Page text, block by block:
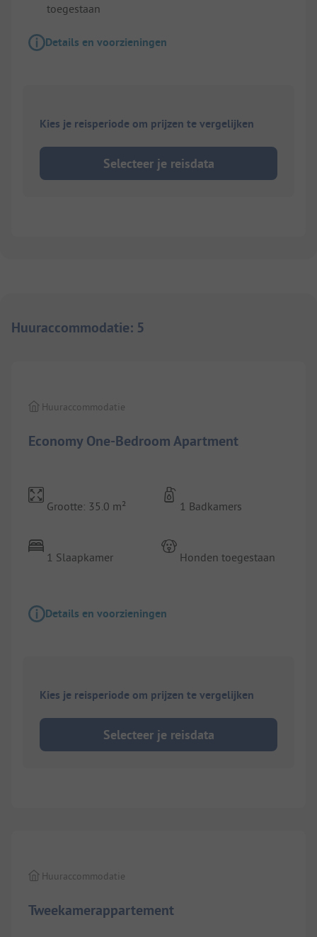
toegestaan
Details en voorzieningen
Kies je reisperiode om prijzen te vergelijken
Selecteer je reisdata
Huuraccommodatie: 5
Economy One-Bedroom Apartment
Huuraccommodatie
Grootte: 35.0 m²
1 Slaapkamer
1 Badkamers
Honden toegestaan
Details en voorzieningen
Kies je reisperiode om prijzen te vergelijken
Selecteer je reisdata
Tweekamerappartement
Huuraccommodatie